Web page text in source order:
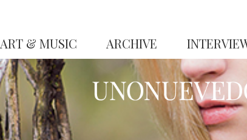
ART & MUSIC ARCHIVE